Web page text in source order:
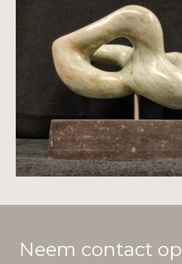
Neem contact op